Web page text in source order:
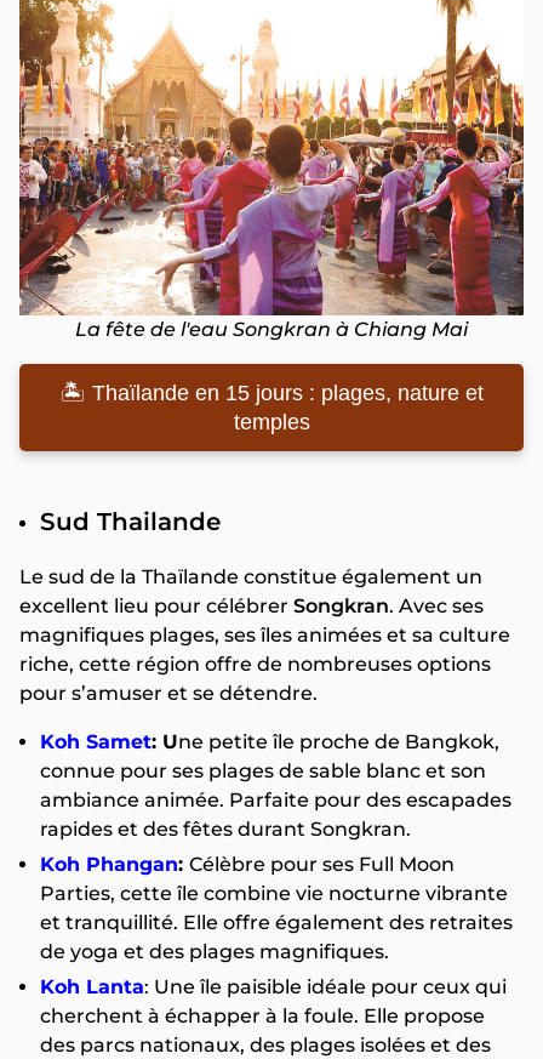
La fête de l'eau Songkran à Chiang Mai
🏝️ Thaïlande en 15 jours : plages, nature et
temples
Sud Thailande
Le sud de la Thaïlande constitue également un
excellent lieu pour célébrer Songkran. Avec ses
magnifiques plages, ses îles animées et sa culture
riche, cette région offre de nombreuses options
pour s’amuser et se détendre.
Koh Samet: Une petite île proche de Bangkok,
connue pour ses plages de sable blanc et son
ambiance animée. Parfaite pour des escapades
rapides et des fêtes durant Songkran.
Koh Phangan: Célèbre pour ses Full Moon
Parties, cette île combine vie nocturne vibrante
et tranquillité. Elle offre également des retraites
de yoga et des plages magnifiques.
Koh Lanta: Une île paisible idéale pour ceux qui
cherchent à échapper à la foule. Elle propose
des parcs nationaux, des plages isolées et des